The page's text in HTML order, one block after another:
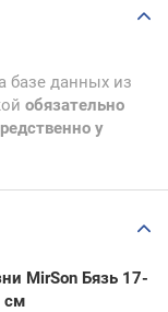
базе данных из
обязательно
у
MirSon Бязь 17-
см